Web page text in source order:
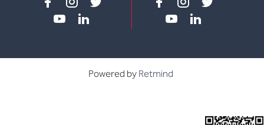
Facebook
instagram
twitter
Facebook
instagram
twitter
Powered by Retmind